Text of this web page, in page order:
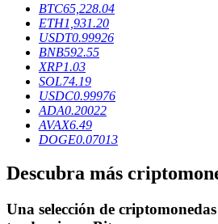
Préstamos
Servicio de préstamos respaldado
BTC65,228.04
ETH1,931.20
USDT0.99926
BNB592.55
XRP1.03
SOL74.19
USDC0.99976
ADA0.20022
AVAX6.49
DOGE0.07013
Descubra más
Una selección de